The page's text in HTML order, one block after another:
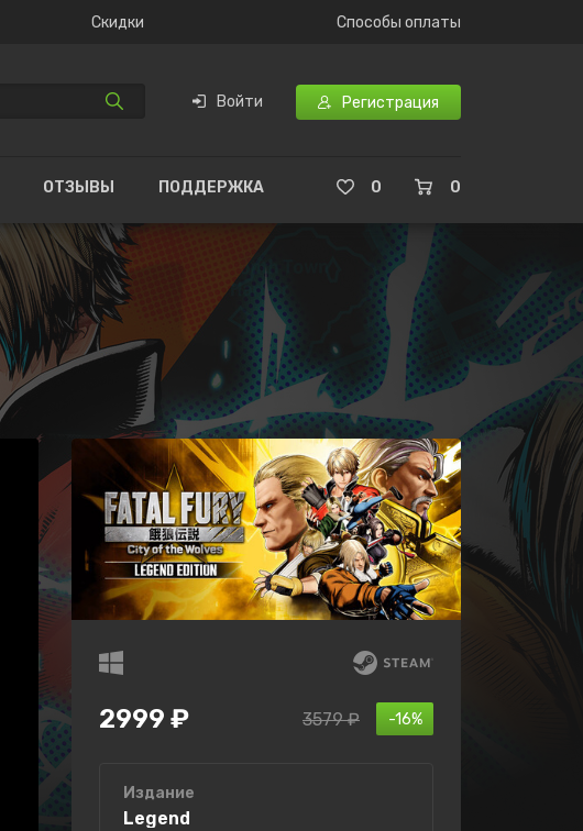
Скидки Способы оплаты
Войти Регистрация
ОТЗЫВЫ ПОДДЕРЖКА 0
0
2999 ₽ -16%
3579 ₽
Издание
Legend